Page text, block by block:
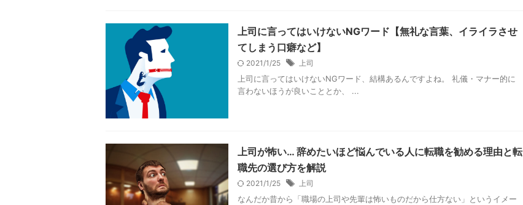
上司に言ってはいけないNGワード【無礼な言葉、イライラさせ
てしまう口癖など】
2021/1/25 上司
上司に言ってはいけないNGワード、結構あるんですよね。 礼儀・マナー的に
言わないほうが良いこととか、 ...
上司が怖い… 辞めたいほど悩んでいる人に転職を勧める理由と転
職先の選び方を解説
2021/1/25 上司
なんだか昔から「職場の上司や先輩は怖いものだから仕方ない」というイメー